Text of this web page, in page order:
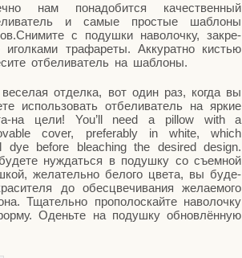
нам пона­до­бит­ся каче­ствен­ный
и самые про­стые шаб­ло­ны
с подуш­ки наво­лоч­ку, закре­
игол­ка­ми тра­фа­ре­ты. Акку­рат­но кистью
отбе­ли­ва­тель на шаблоны.
отдел­ка, вот один раз, когда вы
исполь­зо­вать отбе­ли­ва­тель на яркие
на цели! You’ll need a pillow with a
cover, preferably in white, which
dye before bleaching the desired design.
нуж­дать­ся в подуш­ку со съем­ной
жела­тель­но бело­го цве­та, вы буде­
до обес­цве­чи­ва­ния жела­е­мо­го
Тща­тель­но про­по­лос­кай­те наво­лоч­ку
Одень­те на подуш­ку обнов­лён­ную